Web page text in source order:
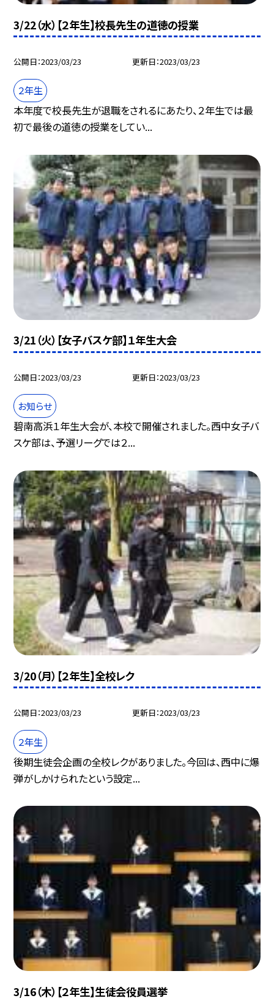
3/22（水）【２年生】校長先生の道徳の授業
公開日 2023/03/23 更新日 2023/03/23
２年生
本年度で校長先生が退職をされるにあたり、２年生では最
初で最後の道徳の授業をしてい...
3/21（火）【女子バスケ部】１年生大会
公開日 2023/03/23 更新日 2023/03/23
お知らせ
碧南高浜１年生大会が、本校で開催されました。西中女子バ
スケ部は、予選リーグでは２...
3/20（月）【２年生】全校レク
公開日 2023/03/23 更新日 2023/03/23
２年生
後期生徒会企画の全校レクがありました。今回は、西中に爆
弾がしかけられたという設定...
3/16（木）【２年生】生徒会役員選挙